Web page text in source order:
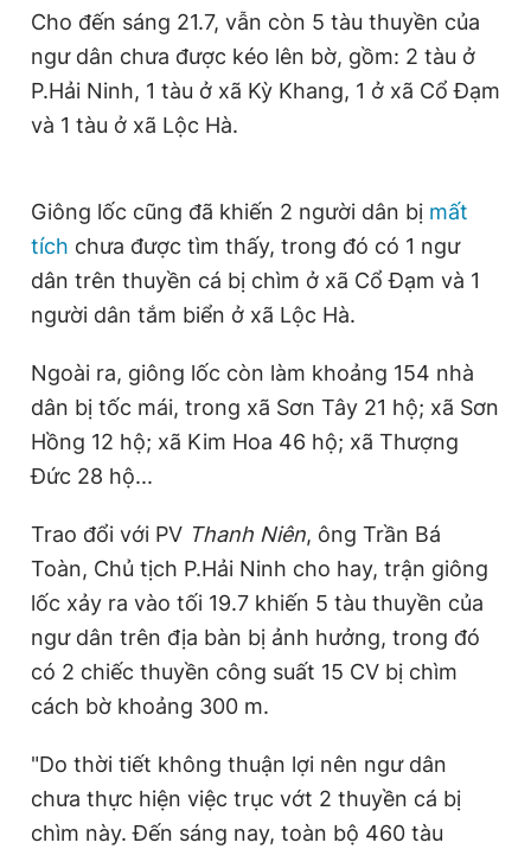
Phó tổng biên tập: Trần Việt Hưng
Tổng thư ký tòa soạn: Đức Trung
Giấy phép xuất bản số 110/GP - BTTTT cấp ngày 24.3.2020
© 2003-2026 Bản quyền thuộc về Báo Thanh Niên. Cấm sao
chép dưới mọi hình thức nếu không có sự chấp thuận bằng văn
bản. Phát triển bởi ePi Technologies, JSC.
Cho đến sáng 21.7, vẫn còn 5 tàu thuyền của
ngư dân chưa được kéo lên bờ, gồm: 2 tàu ở
P.Hải Ninh, 1 tàu ở xã Kỳ Khang, 1 ở xã Cổ Đạm
và 1 tàu ở xã Lộc Hà.
Giông lốc cũng đã khiến 2 người dân bị mất
tích chưa được tìm thấy, trong đó có 1 ngư
dân trên thuyền cá bị chìm ở xã Cổ Đạm và 1
người dân tắm biển ở xã Lộc Hà.
Ngoài ra, giông lốc còn làm khoảng 154 nhà
dân bị tốc mái, trong xã Sơn Tây 21 hộ; xã Sơn
Hồng 12 hộ; xã Kim Hoa 46 hộ; xã Thượng
Đức 28 hộ...
Trao đổi với PV Thanh Niên, ông Trần Bá
Toàn, Chủ tịch P.Hải Ninh cho hay, trận giông
lốc xảy ra vào tối 19.7 khiến 5 tàu thuyền của
ngư dân trên địa bàn bị ảnh hưởng, trong đó
có 2 chiếc thuyền công suất 15 CV bị chìm
cách bờ khoảng 300 m.
"Do thời tiết không thuận lợi nên ngư dân
chưa thực hiện việc trục vớt 2 thuyền cá bị
chìm này. Đến sáng nay, toàn bộ 460 tàu